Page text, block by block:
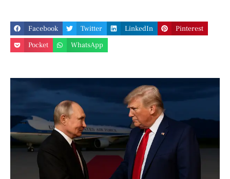
Facebook Twitter LinkedIn
Pinterest
Pocket
WhatsApp